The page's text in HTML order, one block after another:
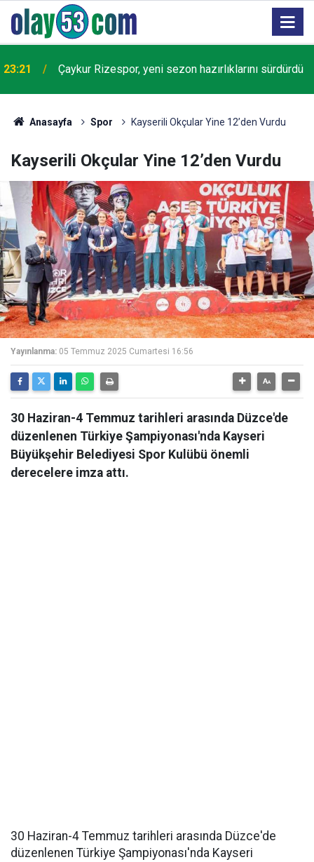
23:21 Çaykur Rizespor, yeni sezon hazırlıklarını sürdürdü
Anasayfa Spor Kayserili Okçular Yine 12’den Vurdu
Kayserili Okçular Yine 12’den Vurdu
Yayınlanma: 05 Temmuz 2025 Cumartesi 16:56
30 Haziran-4 Temmuz tarihleri arasında Düzce'de
düzenlenen Türkiye Şampiyonası'nda Kayseri
Büyükşehir Belediyesi Spor Kulübü önemli
derecelere imza attı.
30 Haziran-4 Temmuz tarihleri arasında Düzce'de
düzenlenen Türkiye Şampiyonası'nda Kayseri